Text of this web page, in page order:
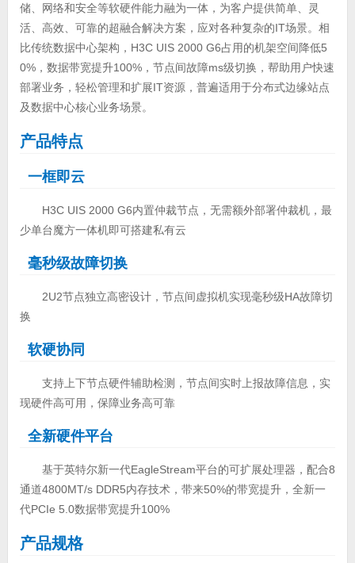
储、网络和安全等软硬件能力融为一体，为客户提供简单、灵
活、高效、可靠的超融合解决方案，应对各种复杂的IT场景。相
比传统数据中心架构，H3C UIS 2000 G6占用的机架空间降低5
0%，数据带宽提升100%，节点间故障ms级切换，帮助用户快速
部署业务，轻松管理和扩展IT资源，普遍适用于分布式边缘站点
及数据中心核心业务场景。
产品特点
一框即云
H3C UIS 2000 G6内置仲裁节点，无需额外部署仲裁机，最
少单台魔方一体机即可搭建私有云
毫秒级故障切换
2U2节点独立高密设计，节点间虚拟机实现毫秒级HA故障切
换
软硬协同
支持上下节点硬件辅助检测，节点间实时上报故障信息，实
现硬件高可用，保障业务高可靠
全新硬件平台
基于英特尔新一代EagleStream平台的可扩展处理器，配合8
通道4800MT/s DDR5内存技术，带来50%的带宽提升，全新一
代PCIe 5.0数据带宽提升100%
产品规格